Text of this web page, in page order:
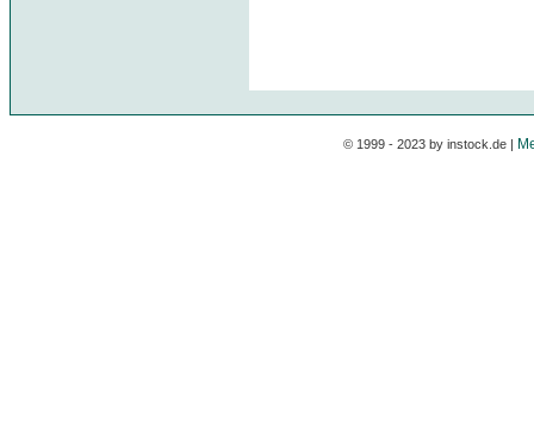
© 1999 - 2023 by instock.de |